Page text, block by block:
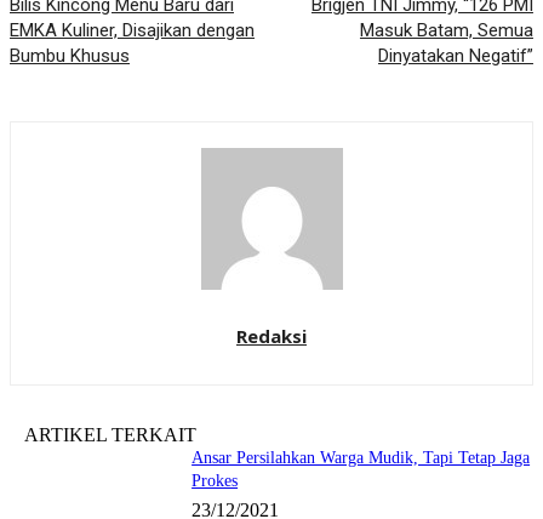
Bilis Kincong Menu Baru dari
EMKA Kuliner, Disajikan dengan
Bumbu Khusus
Brigjen TNI Jimmy, “126 PMI
Masuk Batam, Semua
Dinyatakan Negatif”
Redaksi
ARTIKEL TERKAIT
Ansar Persilahkan Warga Mudik, Tapi Tetap Jaga
Prokes
23/12/2021